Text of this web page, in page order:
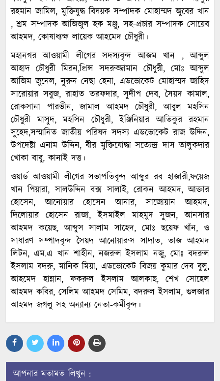
রহমান জামিল, মুক্তিযুদ্ধ বিষয়ক সম্পাদক মোহাম্মদ জুবের খান
, শ্রম সম্পাদক আজিজুল হক মঞ্জু, সহ-প্রচার সম্পাদক সোয়েব
আহমদ, কোষাধ্যক্ষ লায়েক আহমেদ চৌধুরী।
মহানগর আওয়ামী লীগের সদস্যবৃন্দ আজম খান , আব্দুল
আহাদ চৌধুরী মিরন,প্রিন্স সদরুজ্জামান চৌধুরী, মোঃ আব্দুল
আজিম জুনেল, নুরুন নেছা হেনা, এডভোকেট মোহাম্মদ জাহিদ
সারোয়ার সবুজ, রাহাত তরফদার, সুদীপ দেব, সৈয়দ কামাল,
রোকসানা পারভীন, জামাল আহমদ চৌধুরী, আবুল মহসিন
চৌধুরী মাসুদ, মহসিন চৌধুরী, ইঞ্জিনিয়ার আতিকুর রহমান
সুহেদ,সম্মানিত জাতীয় পরিষদ সদস্য এডভোকেট রাজ উদ্দিন,
উপদেষ্টা এনাম উদ্দিন, বীর মুক্তিযোদ্ধা সত্যেন্দ্র দাস তালুকদার
খোকা বাবু, কানাই দত্ত।
ওয়ার্ড আওয়ামী লীগের সভাপতিবৃন্দ আব্দুর রব হাজারী,ফয়েজ
খান পিয়ারা, সালউদ্দিন বক্স সালাই, রোকন আহমদ, আক্তার
হোসেন, আনোয়ার হোসেন আনার, সাজোয়ান আহমদ,
দিলোয়ার হোসেন রাজা, ইসমাইল মাহমুদ সুজন, আনসার
আহমদ কয়েছ, আব্দুস সালাম সাহেদ, মোঃ ছয়েফ খাঁন, ও
সাধারণ সম্পাদবৃন্দ সৈয়দ আনোয়ারুস সাদাত, তাজ আহমদ
লিটন, এম.এ খান শাহীন, নজরুল ইসলাম নজু, মোঃ বদরুল
ইসলাম বদরু, মানিক মিয়া, এডভোকেট বিজয় কুমার দেব বুলু,
আহমেদ হান্নান, ফকরুল ইসলাম আলকাছ, শেখ সোহেল
আহমদ কবির, সেলিম আহমদ সেমিম, বদরুল ইসলাম, গুলজার
আহমদ জগলু সহ অন্যান্য নেতা-কর্মীবৃন্দ।
আপনার মতামত লিখুন :